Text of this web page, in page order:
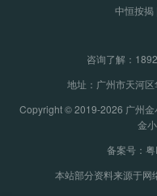
中恒按揭
咨询了解：
地址：广州市天河
Copyright © 2019-2026 广州金
金
备案号：
本站部分资料来源于网